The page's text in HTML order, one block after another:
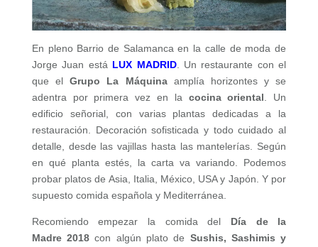
En pleno Barrio de Salamanca en la calle de moda de
Jorge Juan está LUX MADRID. Un restaurante con el
que elGrupo La Máquinaamplía horizontes y se
adentra por primera vez en la cocina oriental . Un
edificio señorial, con varias plantas dedicadas a la
restauración. Decoración sofisticada y todo cuidado al
detalle, desde las vajillas hasta las mantelerías. Según
en qué planta estés, la carta va variando. Podemos
probar platos de Asia, Italia, México, USA y Japón. Y por
supuesto comida española y Mediterránea.
Recomiendo empezar la comida del Día de la
Madre 2018con algún plato de Sushis, Sashimis y